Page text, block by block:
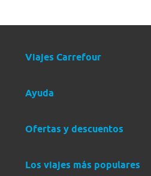
Viajes Carrefour
Ayuda
Ofertas y descuentos
Los viajes más populares